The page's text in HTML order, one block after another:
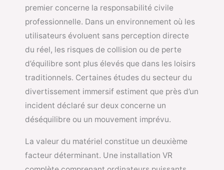
premier concerne la responsabilité civile
professionnelle. Dans un environnement où les
utilisateurs évoluent sans perception directe
du réel, les risques de collision ou de perte
d’équilibre sont plus élevés que dans les loisirs
traditionnels. Certaines études du secteur du
divertissement immersif estiment que près d’un
incident déclaré sur deux concerne un
déséquilibre ou un mouvement imprévu.
La valeur du matériel constitue un deuxième
facteur déterminant. Une installation VR